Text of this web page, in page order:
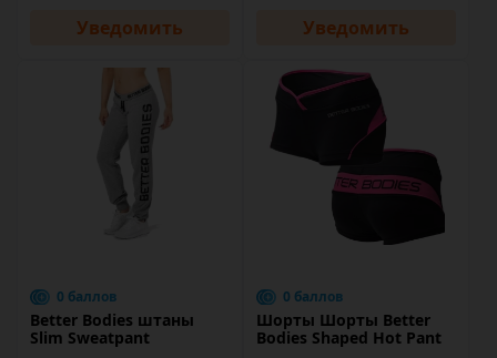
Уведомить Уведомить
0 баллов
Better Bodies штаны
Slim Sweatpant
0 баллов
Шорты Шорты Better
Bodies Shaped Hot Pant